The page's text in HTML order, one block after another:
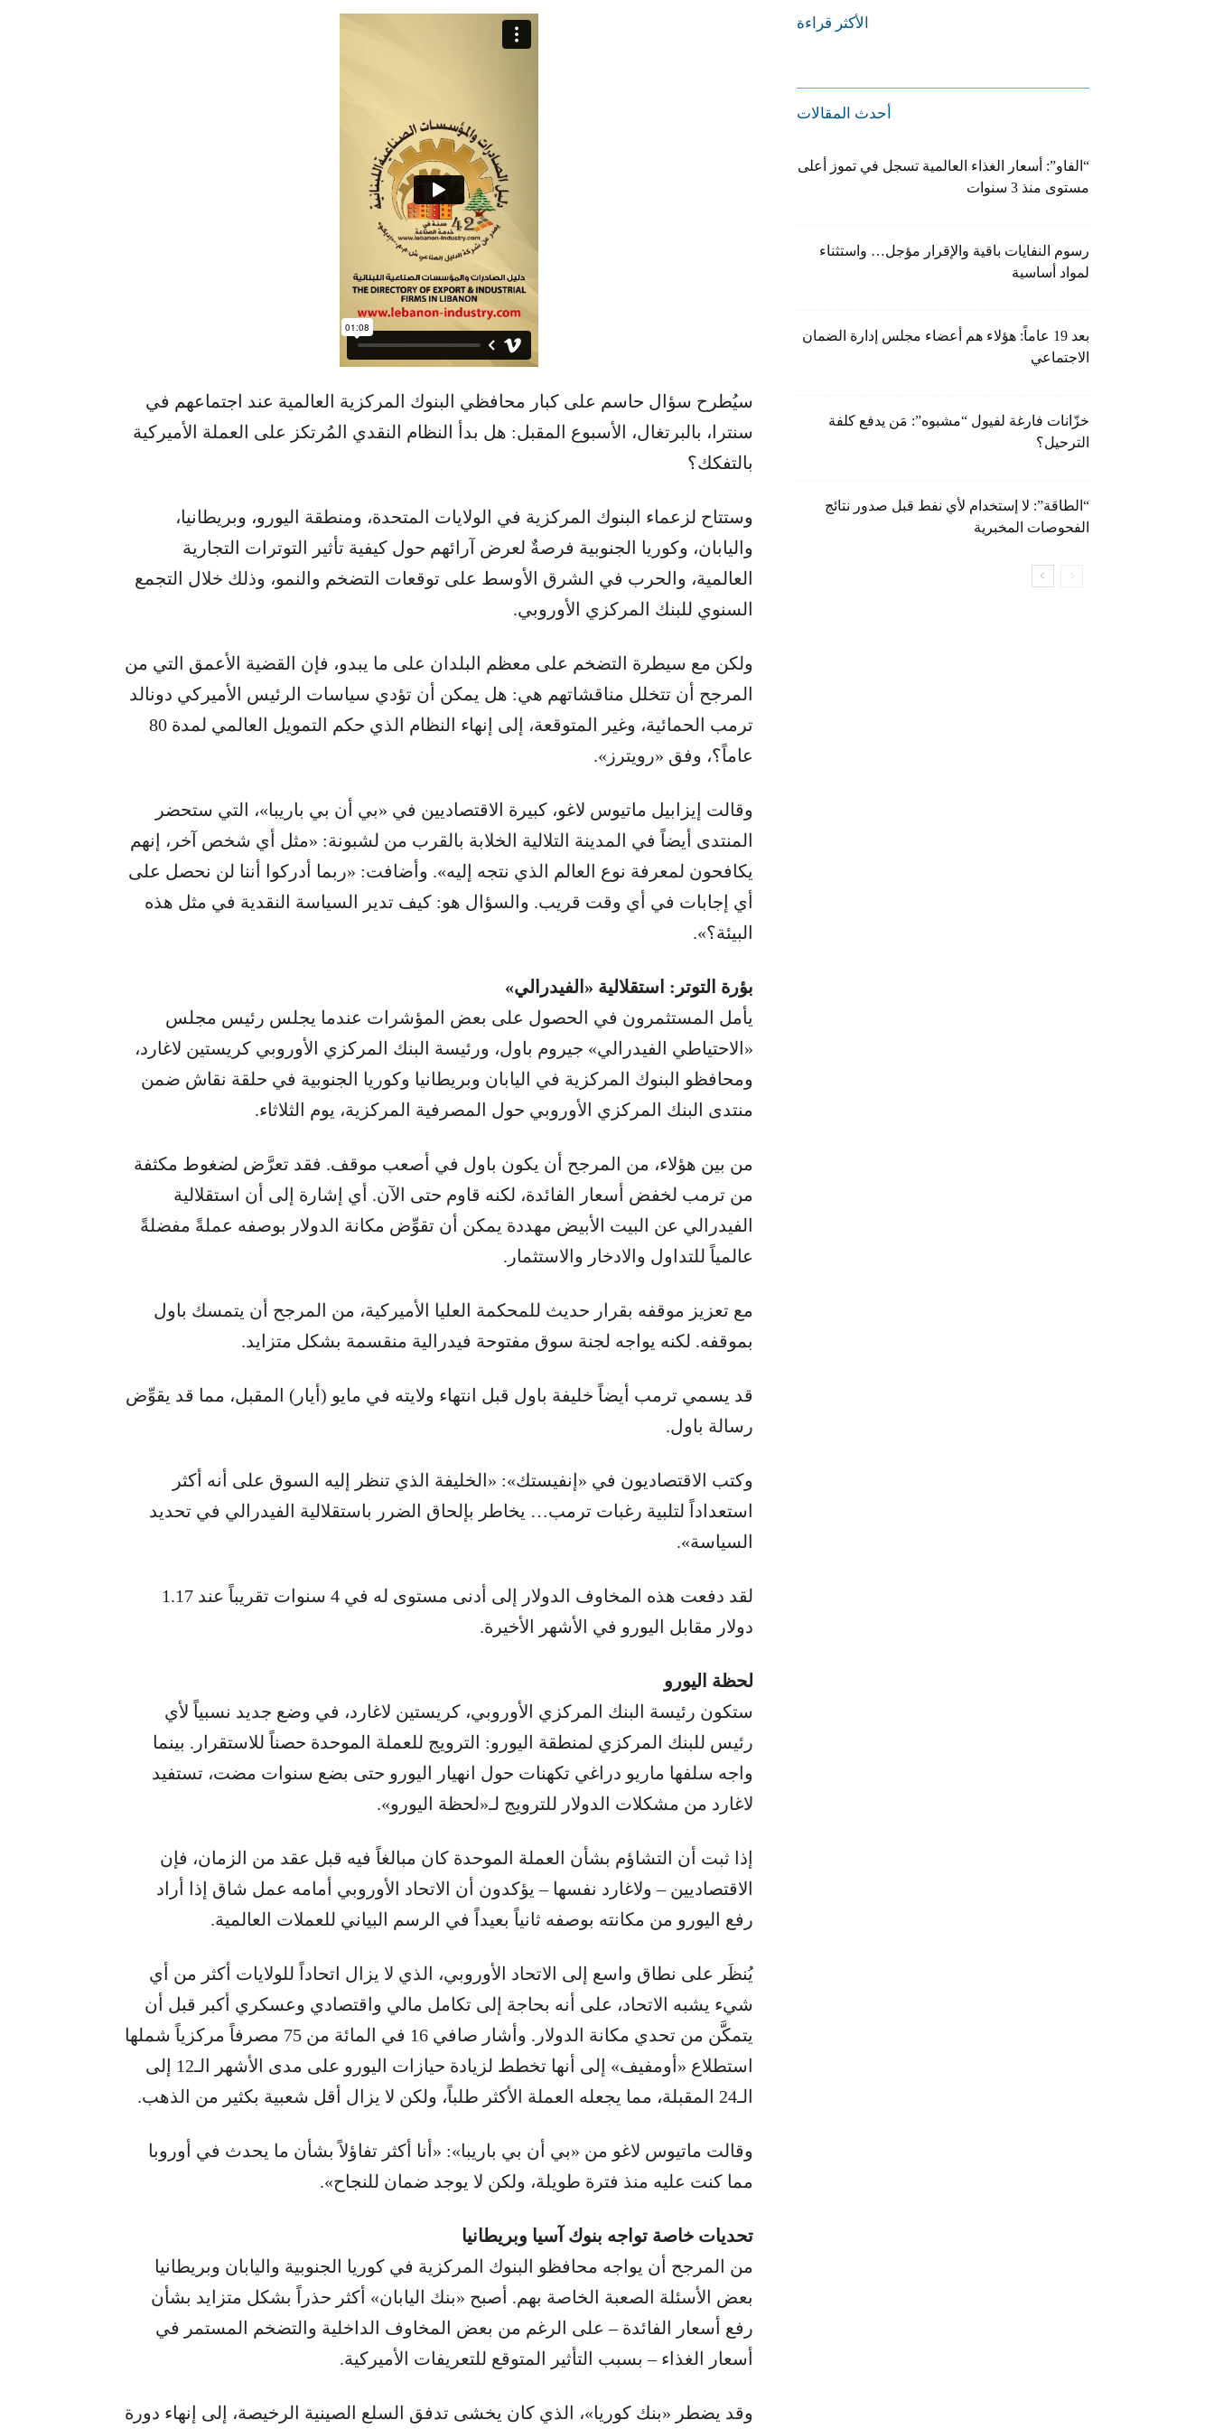
سيُطرح سؤال حاسم على كبار محافظي البنوك المركزية العالمية عند اجتماعهم في
سنترا، بالبرتغال، الأسبوع المقبل: هل بدأ النظام النقدي المُرتكز على العملة الأميركية
بالتفكك؟
وستتاح لزعماء البنوك المركزية في الولايات المتحدة، ومنطقة اليورو، وبريطانيا،
واليابان، وكوريا الجنوبية فرصةٌ لعرض آرائهم حول كيفية تأثير التوترات التجارية
العالمية، والحرب في الشرق الأوسط على توقعات التضخم والنمو، وذلك خلال التجمع
السنوي للبنك المركزي الأوروبي.
ولكن مع سيطرة التضخم على معظم البلدان على ما يبدو، فإن القضية الأعمق التي من
المرجح أن تتخلل مناقشاتهم هي: هل يمكن أن تؤدي سياسات الرئيس الأميركي دونالد
ترمب الحمائية، وغير المتوقعة، إلى إنهاء النظام الذي حكم التمويل العالمي لمدة 80
عاماً؟، وفق «رويترز».
وقالت إيزابيل ماتيوس لاغو، كبيرة الاقتصاديين في «بي أن بي باريبا»، التي ستحضر
المنتدى أيضاً في المدينة التلالية الخلابة بالقرب من لشبونة: «مثل أي شخص آخر، إنهم
يكافحون لمعرفة نوع العالم الذي نتجه إليه». وأضافت: «ربما أدركوا أننا لن نحصل على
أي إجابات في أي وقت قريب. والسؤال هو: كيف تدير السياسة النقدية في مثل هذه
البيئة؟».
بؤرة التوتر: استقلالية «الفيدرالي»
يأمل المستثمرون في الحصول على بعض المؤشرات عندما يجلس رئيس مجلس
«الاحتياطي الفيدرالي» جيروم باول، ورئيسة البنك المركزي الأوروبي كريستين لاغارد،
ومحافظو البنوك المركزية في اليابان وبريطانيا وكوريا الجنوبية في حلقة نقاش ضمن
منتدى البنك المركزي الأوروبي حول المصرفية المركزية، يوم الثلاثاء.
من بين هؤلاء، من المرجح أن يكون باول في أصعب موقف. فقد تعرَّض لضغوط مكثفة
من ترمب لخفض أسعار الفائدة، لكنه قاوم حتى الآن. أي إشارة إلى أن استقلالية
الفيدرالي عن البيت الأبيض مهددة يمكن أن تقوِّض مكانة الدولار بوصفه عملةً مفضلةً
عالمياً للتداول والادخار والاستثمار.
مع تعزيز موقفه بقرار حديث للمحكمة العليا الأميركية، من المرجح أن يتمسك باول
بموقفه. لكنه يواجه لجنة سوق مفتوحة فيدرالية منقسمة بشكل متزايد.
قد يسمي ترمب أيضاً خليفة باول قبل انتهاء ولايته في مايو (أيار) المقبل، مما قد يقوِّض
رسالة باول.
وكتب الاقتصاديون في «إنفيستك»: «الخليفة الذي تنظر إليه السوق على أنه أكثر
استعداداً لتلبية رغبات ترمب… يخاطر بإلحاق الضرر باستقلالية الفيدرالي في تحديد
السياسة».
لقد دفعت هذه المخاوف الدولار إلى أدنى مستوى له في 4 سنوات تقريباً عند 1.17
دولار مقابل اليورو في الأشهر الأخيرة.
لحظة اليورو
ستكون رئيسة البنك المركزي الأوروبي، كريستين لاغارد، في وضع جديد نسبياً لأي
رئيس للبنك المركزي لمنطقة اليورو: الترويج للعملة الموحدة حصناً للاستقرار. بينما
واجه سلفها ماريو دراغي تكهنات حول انهيار اليورو حتى بضع سنوات مضت، تستفيد
لاغارد من مشكلات الدولار للترويج لـ«لحظة اليورو».
إذا ثبت أن التشاؤم بشأن العملة الموحدة كان مبالغاً فيه قبل عقد من الزمان، فإن
الاقتصاديين – ولاغارد نفسها – يؤكدون أن الاتحاد الأوروبي أمامه عمل شاق إذا أراد
رفع اليورو من مكانته بوصفه ثانياً بعيداً في الرسم البياني للعملات العالمية.
يُنظَر على نطاق واسع إلى الاتحاد الأوروبي، الذي لا يزال اتحاداً للولايات أكثر من أي
شيء يشبه الاتحاد، على أنه بحاجة إلى تكامل مالي واقتصادي وعسكري أكبر قبل أن
يتمكَّن من تحدي مكانة الدولار. وأشار صافي 16 في المائة من 75 مصرفاً مركزياً شملها
استطلاع «أومفيف» إلى أنها تخطط لزيادة حيازات اليورو على مدى الأشهر الـ12 إلى
الـ24 المقبلة، مما يجعله العملة الأكثر طلباً، ولكن لا يزال أقل شعبية بكثير من الذهب.
وقالت ماتيوس لاغو من «بي أن بي باريبا»: «أنا أكثر تفاؤلاً بشأن ما يحدث في أوروبا
مما كنت عليه منذ فترة طويلة، ولكن لا يوجد ضمان للنجاح».
تحديات خاصة تواجه بنوك آسيا وبريطانيا
من المرجح أن يواجه محافظو البنوك المركزية في كوريا الجنوبية واليابان وبريطانيا
بعض الأسئلة الصعبة الخاصة بهم. أصبح «بنك اليابان» أكثر حذراً بشكل متزايد بشأن
رفع أسعار الفائدة – على الرغم من بعض المخاوف الداخلية والتضخم المستمر في
أسعار الغذاء – بسبب التأثير المتوقع للتعريفات الأميركية.
وقد يضطر «بنك كوريا»، الذي كان يخشى تدفق السلع الصينية الرخيصة، إلى إنهاء دورة
الأكثر قراءة
أحدث المقالات
“الفاو”: أسعار الغذاء العالمية تسجل في تموز أعلى
مستوى منذ 3 سنوات
رسوم النفايات باقية والإقرار مؤجل… واستثناء
لمواد أساسية
بعد 19 عاماً: هؤلاء هم أعضاء مجلس إدارة الضمان
الاجتماعي
خزّانات فارغة لفيول “مشبوه”: مَن يدفع كلفة
الترحيل؟
“الطاقة”: لا إستخدام لأي نفط قبل صدور نتائج
الفحوصات المخبرية